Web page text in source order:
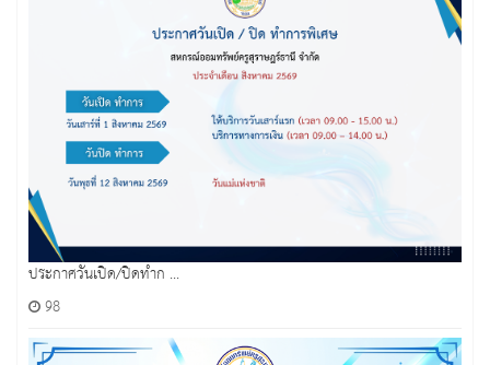
ประกาศวันเปิด/ปิดทำก ...
98